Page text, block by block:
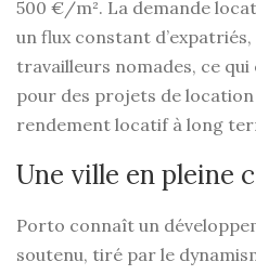
500 €/m². La demande
un flux constant
travailleurs nomades, ce
pour des projets de location
rendement locatif à long
Une ville en pleine
Porto connaît un
soutenu, tiré par le